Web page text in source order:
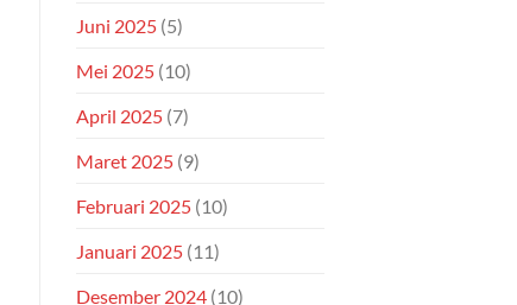
Juni 2025 (5)
Mei 2025 (10)
April 2025 (7)
Maret 2025 (9)
Februari 2025 (10)
Januari 2025 (11)
Desember 2024 (10)